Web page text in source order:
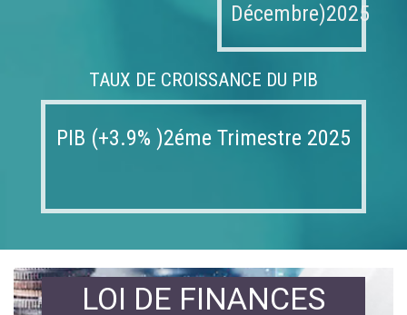
Décembre)2025
TAUX DE CROISSANCE DU PIB
PIB (+3.9% )2éme Trimestre 2025
LOI DE FINANCES